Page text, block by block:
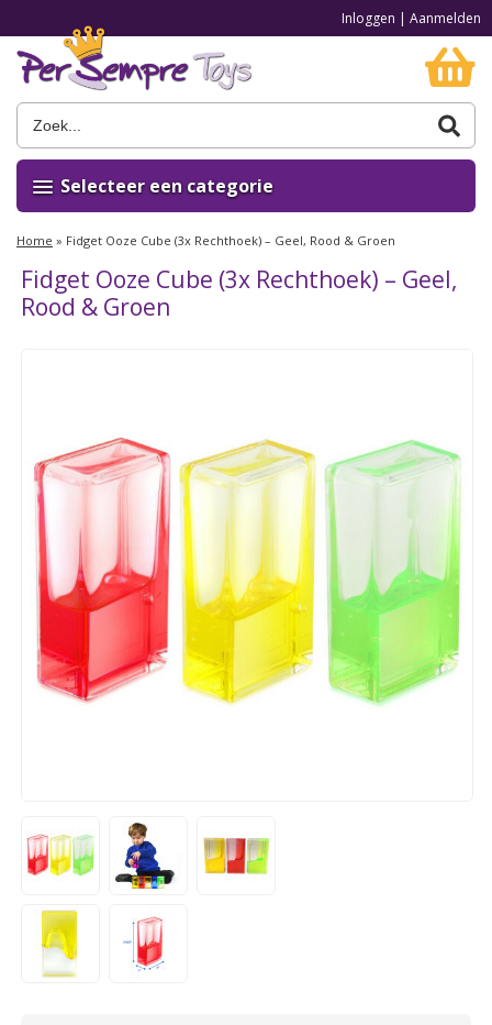
Inloggen | Aanmelden
Selecteer een categorie
Home » Fidget Ooze Cube (3x Rechthoek) – Geel, Rood & Groen
Fidget Ooze Cube (3x Rechthoek) – Geel,
Rood & Groen